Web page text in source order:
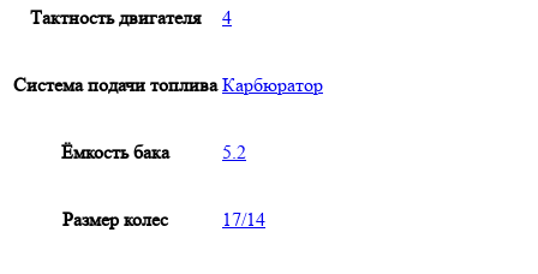
Тактность двигателя 4
Система подачи топлива Карбюратор
Ёмкость бака 5.2
Размер колес 17/14